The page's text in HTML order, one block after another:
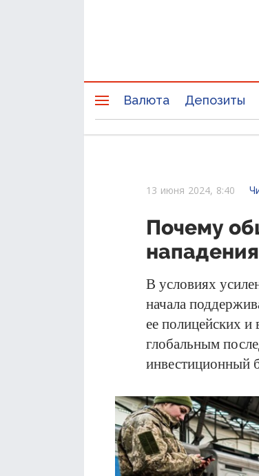
Валюта Депозиты
13 июня 2024, 8:40
Почему
В условиях
начала
ее полицейских
глобальным
инвестиционный